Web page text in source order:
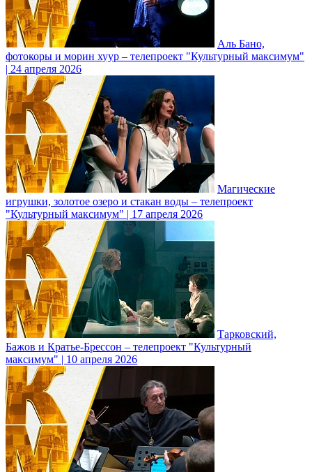
Аль Бано,
фотокоры и морин хуур – телепроект "Культурный максимум"
| 24 апреля 2026
Магические
игрушки, золотое озеро и стакан воды – телепроект
"Культурный максимум" | 17 апреля 2026
Тарковский,
Бажов и Кратье-Брессон – телепроект "Культурный
максимум" | 10 апреля 2026